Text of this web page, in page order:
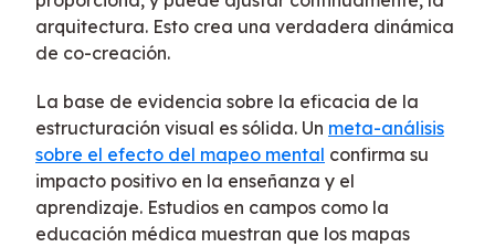
arquitectura. Esto crea una verdadera dinámica
de co-creación.
La base de evidencia sobre la eficacia de la
estructuración visual es sólida. Un meta-análisis
sobre el efecto del mapeo mental confirma su
impacto positivo en la enseñanza y el
aprendizaje. Estudios en campos como la
educación médica muestran que los mapas